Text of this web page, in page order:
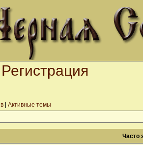
Регистрация
Активные темы
Часто